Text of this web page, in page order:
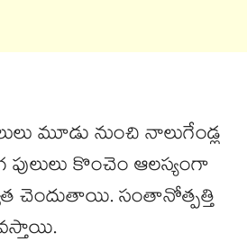
మూడు నుంచి నాలుగేండ్ల
కొంచెం ఆలస్యంగా
చెందుతాయి. సంతానోత్పత్తి